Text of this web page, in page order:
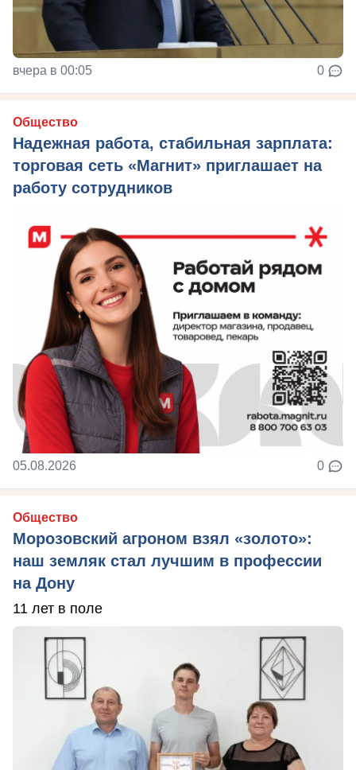
вчера в 00:05 0
Общество
Надежная работа, стабильная зарплата:
торговая сеть «Магнит» приглашает на
работу сотрудников
05.08.2026 0
Общество
Морозовский агроном взял «золото»:
наш земляк стал лучшим в профессии
на Дону
11 лет в поле